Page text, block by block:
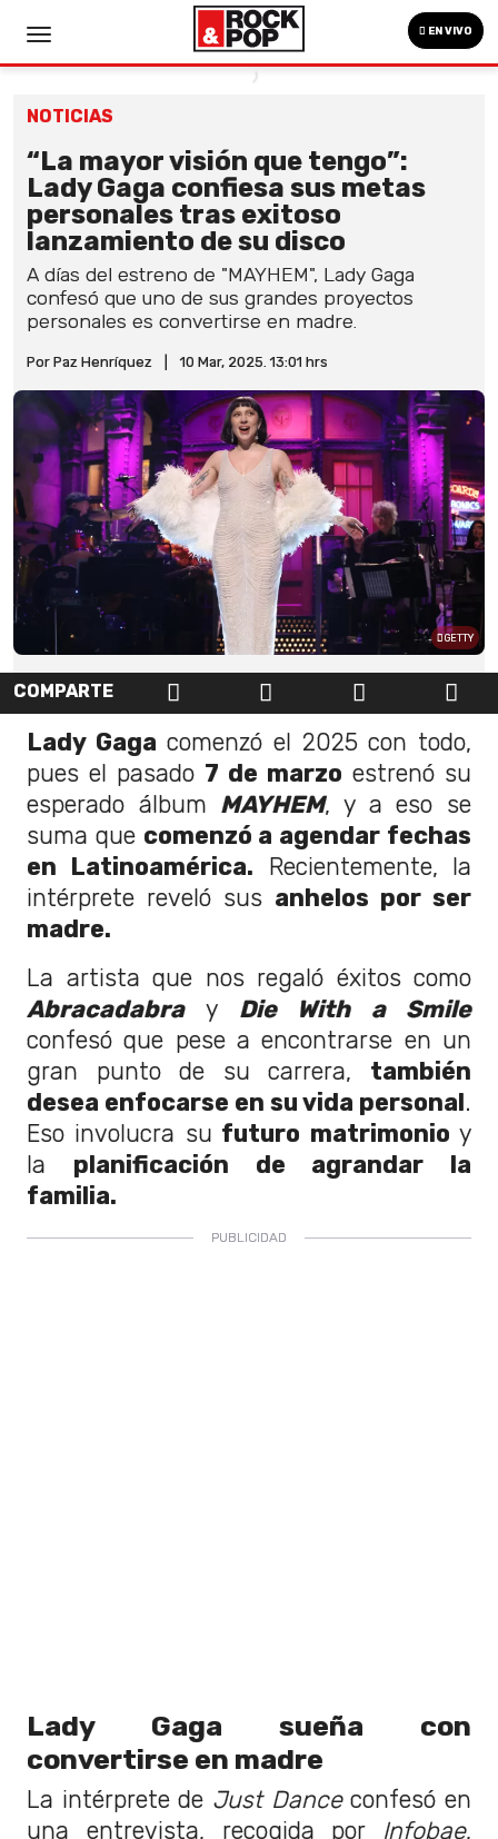
EN VIVO
NOTICIAS
“La mayor visión que tengo”:
Lady Gaga confiesa sus metas
personales tras exitoso
lanzamiento de su disco
A días del estreno de "MAYHEM", Lady Gaga
confesó que uno de sus grandes proyectos
personales es convertirse en madre.
Por Paz Henríquez 10 Mar, 2025. 13:01 hrs
GETTY
COMPARTE
Lady Gaga comenzó el 2025 con todo,
pues el pasado 7 de marzo estrenó su
esperado álbum MAYHEM, y a eso se
suma que comenzó a agendar fechas
en Latinoamérica. Recientemente, la
intérprete reveló sus anhelos por ser
madre.
La artista que nos regaló éxitos como
Abracadabra
y Die With a Smile
confesó que pese a encontrarse en un
gran punto de su carrera, también
desea enfocarse en su vida personal.
Eso involucra su futuro matrimonio y
la planificación de agrandar la
familia.
Lady Gaga sueña con
convertirse en madre
La intérprete de Just Danceconfesó en
una entrevista, recogida por Infobae,